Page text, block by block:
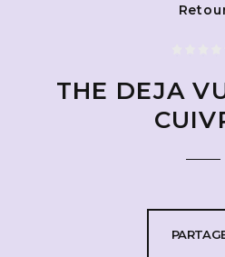
THE DEJA